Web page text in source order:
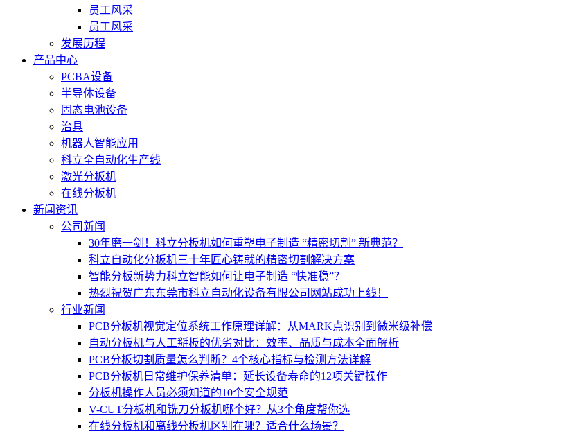
员工风采
员工风采
发展历程
产品中心
PCBA设备
半导体设备
固态电池设备
治具
机器人智能应用
科立全自动化生产线
激光分板机
在线分板机
新闻资讯
公司新闻
30年磨一剑！科立分板机如何重塑电子制造 “精密切割” 新典范？
科立自动化分板机三十年匠心铸就的精密切割解决方案
智能分板新势力科立智能如何让电子制造 “快准稳”？
热烈祝贺广东东莞市科立自动化设备有限公司网站成功上线！
行业新闻
PCB分板机视觉定位系统工作原理详解：从MARK点识别到微米级补偿
自动分板机与人工掰板的优劣对比：效率、品质与成本全面解析
PCB分板切割质量怎么判断？4个核心指标与检测方法详解
PCB分板机日常维护保养清单：延长设备寿命的12项关键操作
分板机操作人员必须知道的10个安全规范
V-CUT分板机和铣刀分板机哪个好？从3个角度帮你选
在线分板机和离线分板机区别在哪？适合什么场景？